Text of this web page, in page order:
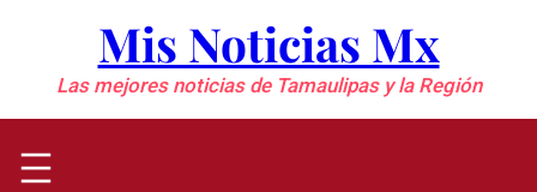
contenido
Mis Noticias Mx
Las mejores noticias de Tamaulipas y la Región